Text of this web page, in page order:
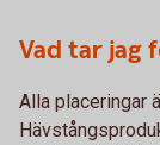
Vad tar jag
Alla placeringar